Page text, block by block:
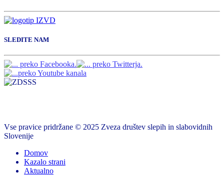
SLEDITE NAM
Vse pravice pridržane © 2025 Zveza društev slepih in slabovidnih
Slovenije
Domov
Kazalo strani
Aktualno